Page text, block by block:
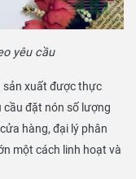
yêu cầu
sản xuất được thực
cầu đặt nón số lượng
hàng, đại lý phân
một cách linh hoạt và